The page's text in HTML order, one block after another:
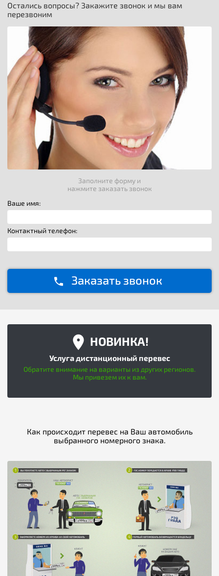
Остались вопросы? Закажите звонок и мы вам
перезвоним
Заполните форму и
нажмите заказать звонок
Ваше имя:
Контактный телефон:
Заказать звонок
НОВИНКА!
Услуга дистанционный перевес
Обратите внимание на варианты из других регионов.
Мы привезем их к вам.
Как происходит перевес на Ваш автомобиль
выбранного номерного знака.